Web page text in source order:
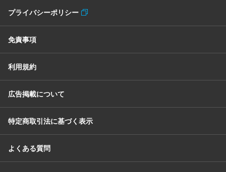
プライバシーポリシー
免責事項
利用規約
広告掲載について
特定商取引法に基づく表示
よくある質問